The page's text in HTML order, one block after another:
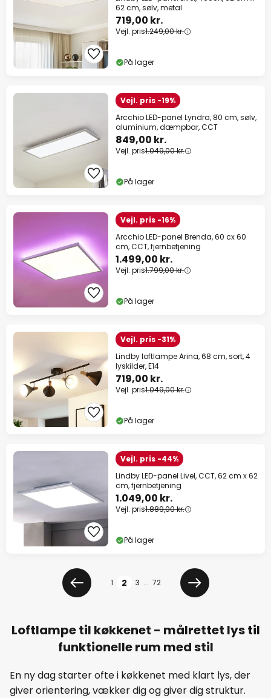
62 cm, sølv, metal
719,00 kr.
Vejl. pris1.249,00 kr.
På lager
Vejl. pris -19%
Arcchio LED-panel Lyndra, 80 cm, sølv,
aluminium, dæmpbar, CCT
849,00 kr.
Vejl. pris1.049,00 kr.
På lager
Vejl. pris -16%
Arcchio LED-panel Brenda, 60 cx 60
cm, CCT, fjernbetjening
1.499,00 kr.
Vejl. pris1.799,00 kr.
På lager
Vejl. pris -31%
Lindby loftlampe Arina, 68 cm, sort, 4
lyskilder, E14
719,00 kr.
Vejl. pris1.049,00 kr.
På lager
Vejl. pris -44%
Lindby LED-panel Livel, CCT, 62 cm x 62
cm, fjernbetjening
1.049,00 kr.
Vejl. pris1.889,00 kr.
På lager
Forrige
1 2 3 ... 72
Næste
Loftlampe til køkkenet - målrettet lys til
funktionelle rum med stil
En ny dag starter ofte i køkkenet med klart lys, der
giver orientering, vækker dig og giver dig struktur.